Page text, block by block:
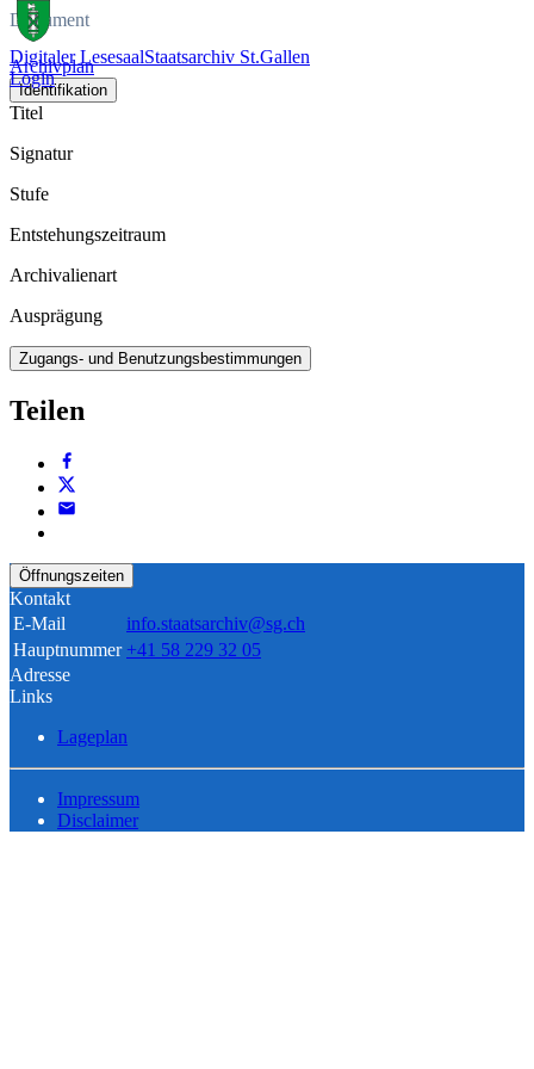
Digitaler LesesaalStaatsarchiv St.Gallen
Login
Dokument
Archivplan
Identifikation
Titel
Signatur
Stufe
Entstehungszeitraum
Archivalienart
Ausprägung
Zugangs- und Benutzungsbestimmungen
Teilen
Öffnungszeiten
Kontakt
E-Mail
info.staatsarchiv@sg.ch
Hauptnummer +41 58 229 32 05
Adresse
Links
Lageplan
Impressum
Disclaimer